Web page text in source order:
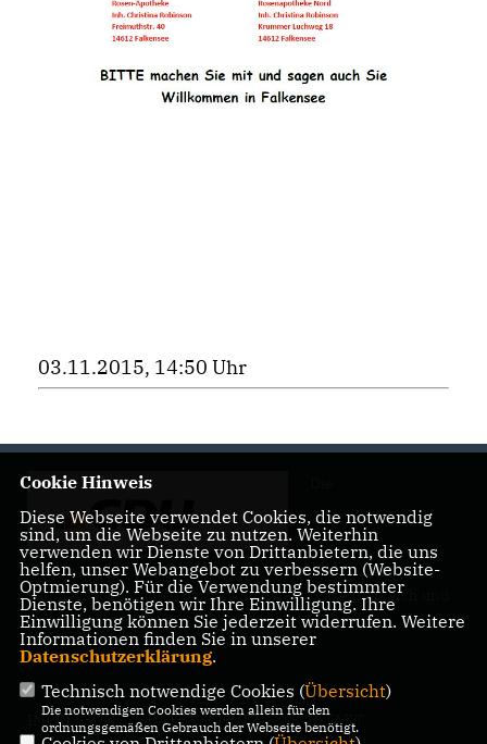
03.11.2015, 14:50 Uhr
Landtagsabgeordnete Barbara Richstein präsentiert sich und
ihre politischen Ziele.
IMPRESSUM DATENSCHUTZ KONTAKT
Cookie Hinweis
Diese Webseite verwendet Cookies, die notwendig
sind, um die Webseite zu nutzen. Weiterhin
verwenden wir Dienste von Drittanbietern, die uns
helfen, unser Webangebot zu verbessern (Website-
Optmierung). Für die Verwendung bestimmter
Dienste, benötigen wir Ihre Einwilligung. Ihre
Einwilligung können Sie jederzeit widerrufen. Weitere
Informationen finden Sie in unserer
Datenschutzerklärung.
Technisch notwendige Cookies (Übersicht)
Die notwendigen Cookies werden allein für den
ordnungsgemäßen Gebrauch der Webseite benötigt.